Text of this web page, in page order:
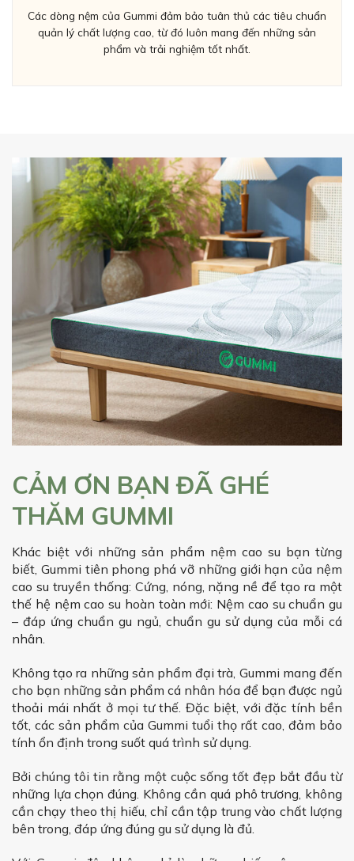
Các dòng nệm của Gummi đảm bảo tuân thủ các tiêu chuẩn
quản lý chất lượng cao, từ đó luôn mang đến những sản
phẩm và trải nghiệm tốt nhất.
CẢM ƠN BẠN ĐÃ GHÉ
THĂM GUMMI
Khác biệt với những sản phẩm nệm cao su bạn từng
biết, Gummi tiên phong phá vỡ những giới hạn của nệm
cao su truyền thống: Cứng, nóng, nặng nề để tạo ra một
thế hệ nệm cao su hoàn toàn mới: Nệm cao su chuẩn gu
– đáp ứng chuẩn gu ngủ, chuẩn gu sử dụng của mỗi cá
nhân.
Không tạo ra những sản phẩm đại trà, Gummi mang đến
cho bạn những sản phẩm cá nhân hóa để bạn được ngủ
thoải mái nhất ở mọi tư thế. Đặc biệt, với đặc tính bền
tốt, các sản phẩm của Gummi tuổi thọ rất cao, đảm bảo
tính ổn định trong suốt quá trình sử dụng.
Bởi chúng tôi tin rằng một cuộc sống tốt đẹp bắt đầu từ
những lựa chọn đúng. Không cần quá phô trương, không
cần chạy theo thị hiếu, chỉ cần tập trung vào chất lượng
bên trong, đáp ứng đúng gu sử dụng là đủ.